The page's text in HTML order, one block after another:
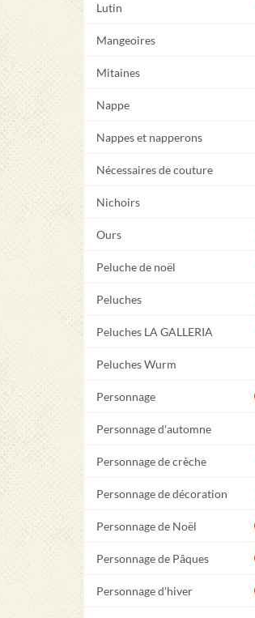
Lutin
Mangeoires
Mitaines
Nappe
Nappes et napperons
Nécessaires de couture
Nichoirs
Ours
Peluche de noël
Peluches
Peluches LA GALLERIA
Peluches Wurm
Personnage
Personnage d'automne
Personnage de crèche
Personnage de décoration
Personnage de Noël
Personnage de Pâques
Personnage d'hiver